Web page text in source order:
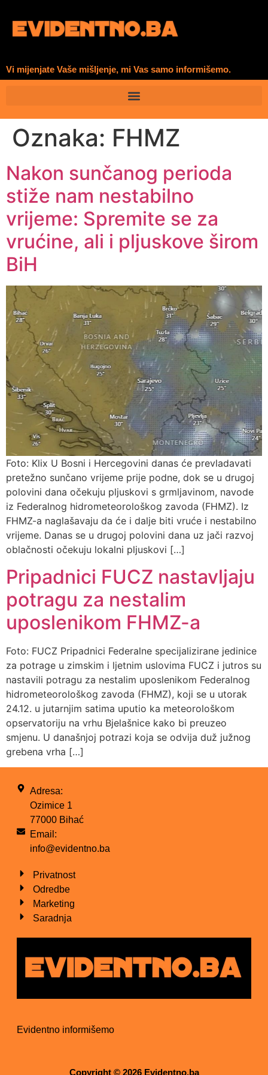
Vi mijenjate Vaše mišljenje, mi Vas samo informišemo.
Oznaka: FHMZ
Nakon sunčanog perioda
stiže nam nestabilno
vrijeme: Spremite se za
vrućine, ali i pljuskove širom
BiH
Foto: Klix U Bosni i Hercegovini danas će prevladavati
pretežno sunčano vrijeme prije podne, dok se u drugoj
polovini dana očekuju pljuskovi s grmljavinom, navode
iz Federalnog hidrometeorološkog zavoda (FHMZ). Iz
FHMZ-a naglašavaju da će i dalje biti vruće i nestabilno
vrijeme. Danas se u drugoj polovini dana uz jači razvoj
oblačnosti očekuju lokalni pljuskovi […]
Pripadnici FUCZ nastavljaju
potragu za nestalim
uposlenikom FHMZ-a
Foto: FUCZ Pripadnici Federalne specijalizirane jedinice
za potrage u zimskim i ljetnim uslovima FUCZ i jutros su
nastavili potragu za nestalim uposlenikom Federalnog
hidrometeorološkog zavoda (FHMZ), koji se u utorak
24.12. u jutarnjim satima uputio ka meteorološkom
opservatoriju na vrhu Bjelašnice kako bi preuzeo
smjenu. U današnjoj potrazi koja se odvija duž južnog
grebena vrha […]
Adresa:
Ozimice 1
77000 Bihać
Email:
info@evidentno.ba
Privatnost
Odredbe
Marketing
Saradnja
Evidentno informišemo
Copyright © 2026 Evidentno.ba